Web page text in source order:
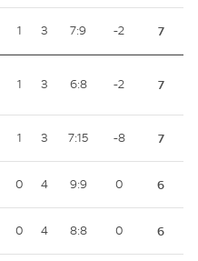
1 3 7:9 -2 7
1 3 6:8 -2 7
1 3 7:15 -8 7
0 4 9:9 0 6
0 4 8:8 0 6